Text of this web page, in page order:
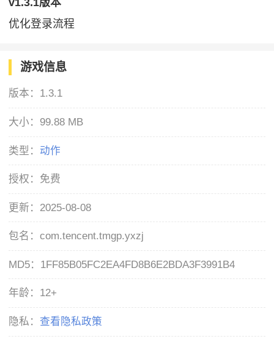
优化登录流程
游戏信息
版本： 1.3.1
大小： 99.88 MB
类型： 动作
授权： 免费
更新： 2025-08-08
包名：com.tencent.tmgp.yxzj
MD5： 1FF85B05FC2EA4FD8B6E2BDA3F3991B4
年龄： 12+
隐私： 查看隐私政策